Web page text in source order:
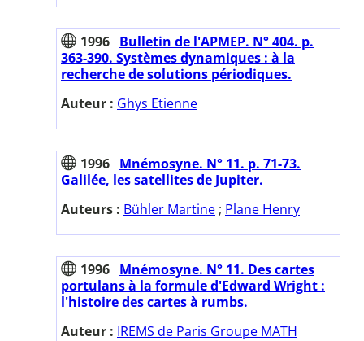
1996 Bulletin de l'APMEP. N° 404. p.
363-390. Systèmes dynamiques : à la
recherche de solutions périodiques.
Auteur : Ghys Etienne
1996 Mnémosyne. N° 11. p. 71-73.
Galilée, les satellites de Jupiter.
Auteurs : Bühler Martine ; Plane Henry
1996 Mnémosyne. N° 11. Des cartes
portulans à la formule d'Edward Wright :
l'histoire des cartes à rumbs.
Auteur : IREMS de Paris Groupe MATH